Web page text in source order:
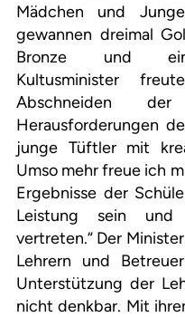
Mädchen und
gewannen dreimal
Bronze und
Kultusminister
Abschneiden
Herausforderungen
junge Tüftler mit
Umso mehr freue ich
Ergebnisse der
Leistung sein und
vertreten.“ Der
Lehrern und
Unterstützung der
nicht denkbar. Mit